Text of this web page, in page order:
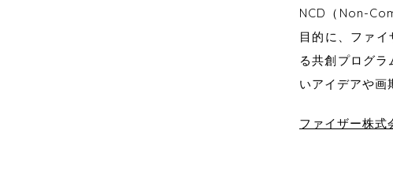
NCD（Non-
目的に、ファ
る共創プログ
いアイデアや画
ファイザー株